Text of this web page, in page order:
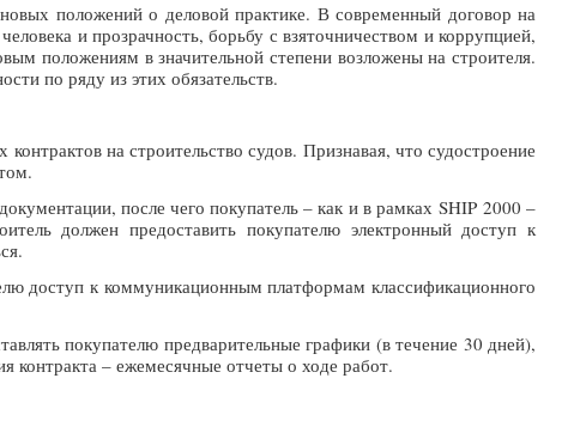
положений о деловой практике. В современный договор на
и прозрачность, борьбу с взяточничеством и коррупцией,
положениям в значительной степени возложены на строителя.
по ряду из этих обязательств.
на строительство судов. Признавая, что судостроение
после чего покупатель – как и в рамках SHIP 2000 –
должен предоставить покупателю электронный доступ к
доступ к коммуникационным платформам классификационного
покупателю предварительные графики (в течение 30 дней),
контракта – ежемесячные отчеты о ходе работ.